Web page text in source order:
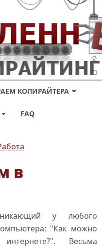
КОПИРАЙТЕРА
FAQ
в
у любого
"Как можно
Весьма